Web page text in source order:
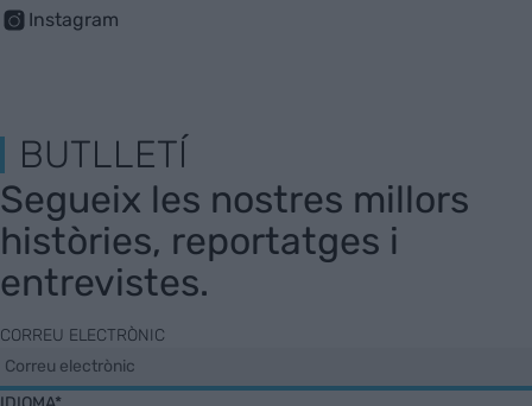
Instagram
BUTLLETÍ
Segueix les nostres millors
històries, reportatges i
entrevistes.
CORREU ELECTRÒNIC